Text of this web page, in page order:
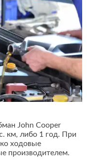
John Cooper
км, либо 1 год. При
ходовые
производителем.